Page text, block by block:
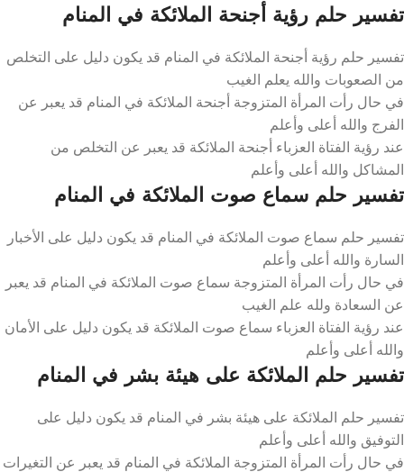
تفسير حلم رؤية أجنحة الملائكة في المنام
تفسير حلم رؤية أجنحة الملائكة في المنام قد يكون دليل على التخلص
من الصعوبات والله يعلم الغيب
في حال رأت المرأة المتزوجة أجنحة الملائكة في المنام قد يعبر عن
الفرج والله أعلى وأعلم
عند رؤية الفتاة العزباء أجنحة الملائكة قد يعبر عن التخلص من
المشاكل والله أعلى وأعلم
تفسير حلم سماع صوت الملائكة في المنام
تفسير حلم سماع صوت الملائكة في المنام قد يكون دليل على الأخبار
السارة والله أعلى وأعلم
في حال رأت المرأة المتزوجة سماع صوت الملائكة في المنام قد يعبر
عن السعادة ولله علم الغيب
عند رؤية الفتاة العزباء سماع صوت الملائكة قد يكون دليل على الأمان
والله أعلى وأعلم
تفسير حلم الملائكة على هيئة بشر في المنام
تفسير حلم الملائكة على هيئة بشر في المنام قد يكون دليل على
التوفيق والله أعلى وأعلم
في حال رأت المرأة المتزوجة الملائكة في المنام قد يعبر عن التغيرات